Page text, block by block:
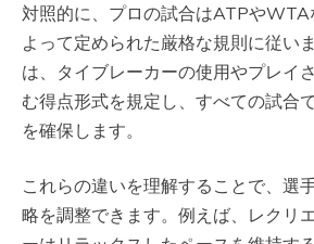
対照的に、プロの試合はATPやWTA
よって定められた厳格な規則に従い
は、タイブレーカーの使用やプレイ
む得点形式を規定し、すべての試合
を確保します。
これらの違いを理解することで、選
略を調整できます。例えば、レクリ